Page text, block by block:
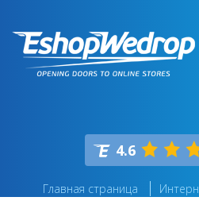
4.6
Главная страница